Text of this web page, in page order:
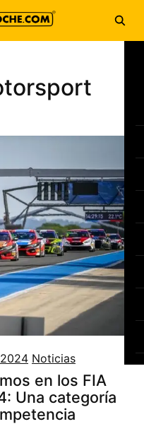
Noticias
en los FIA
Una categoría